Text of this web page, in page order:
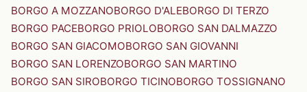
BORGO A MOZZANOBORGO D'ALEBORGO DI TERZO
BORGO PACEBORGO PRIOLOBORGO SAN DALMAZZO
BORGO SAN GIACOMOBORGO SAN GIOVANNI
BORGO SAN LORENZOBORGO SAN MARTINO
BORGO SAN SIROBORGO TICINOBORGO TOSSIGNANO